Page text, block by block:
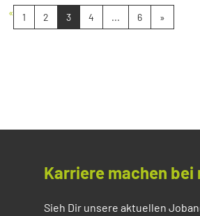
« 1 2 3 4 ... 6 »
Karriere machen bei
Sieh Dir unsere aktuellen